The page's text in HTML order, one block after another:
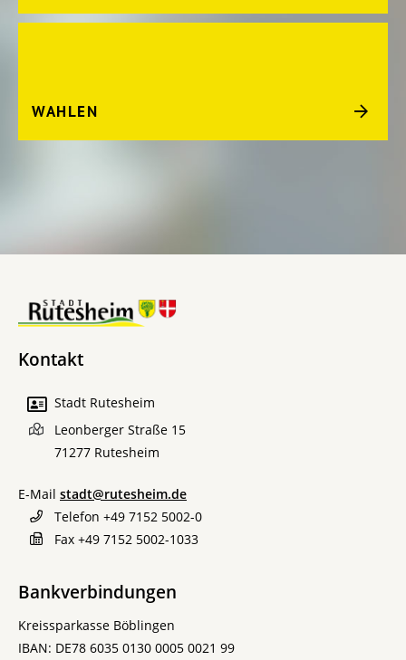
WAHLEN
Kontakt
Stadt Rutesheim
Leonberger Straße 15
71277 Rutesheim
E-Mail stadt@rutesheim.de
Telefon +49 7152 5002-0
Fax +49 7152 5002-1033
Bankverbindungen
Kreissparkasse Böblingen
IBAN: DE78 6035 0130 0005 0021 99